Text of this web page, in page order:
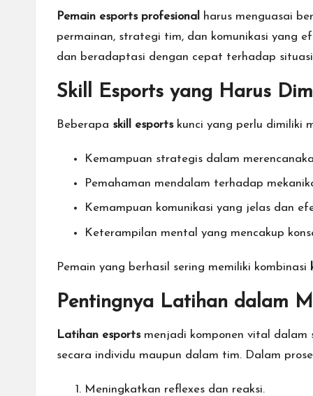
Pemain esports profesional
harus menguasai
permainan, strategi tim, dan komunikasi yang
dan beradaptasi dengan cepat terhadap
Skill Esports yang Harus
Beberapa skill esportskunci yang perlu dimiliki
Kemampuan strategis dalam
Pemahaman mendalam terhadap
Kemampuan komunikasi yang jelas dan
Keterampilan mental yang mencakup
Pemain yang berhasil sering memiliki kombinasi
Pentingnya Latihan dalam
Latihan esportsmenjadi komponen vital dalam
secara individu maupun dalam tim. Dalam
Meningkatkan reflexes dan reaksi.